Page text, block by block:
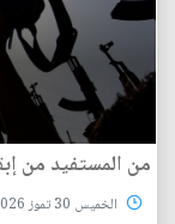
من المستفيد من
الخميس 30 تموز 2026